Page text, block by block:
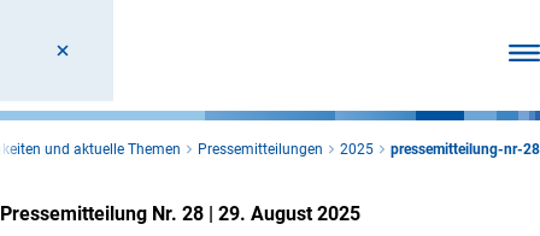
und aktuelle Themen Pressemitteilungen 2025 pressemitteilung-nr-28
Pressemitteilung Nr. 28 | 29. August 2025